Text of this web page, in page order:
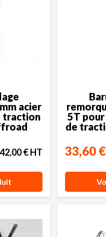
acier
traction
42,00 € HT
5T
de
33,60